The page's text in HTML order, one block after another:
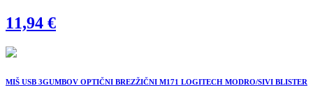
11,94 €
MIŠ USB 3GUMBOV OPTIČNI BREZŽIČNI M171 LOGITECH MODRO/SIVI BLISTER